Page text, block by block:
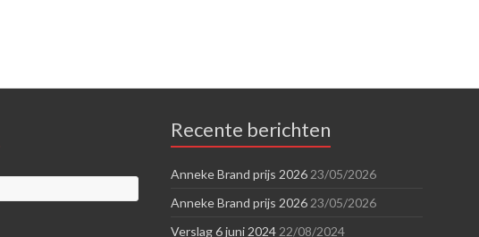
Recente berichten
Anneke Brand prijs 2026 23/05/2026
Anneke Brand prijs 2026 23/05/2026
Verslag 6 juni 2024 22/08/2024